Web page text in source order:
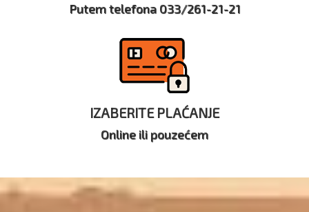
Putem telefona 033/261-21-21
IZABERITE PLAĆANJE
Online ili pouzećem